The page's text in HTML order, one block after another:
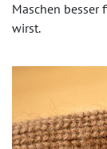
Maschen besser
wirst.